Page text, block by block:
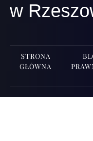
w
STRONA
GŁÓWNA